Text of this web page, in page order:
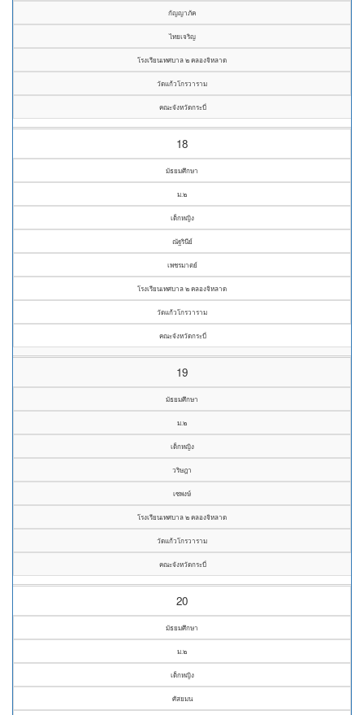
กัญญาภัค
ไทยเจริญ
โรงเรียนเทศบาล ๒ คลองจิหลาด
วัดแก้วโกรวาราม
คณะจังหวัดกระบี่
18
มัธยมศึกษา
ม.๒
เด็กหญิง
ณัฐรินีย์
เพชรมาตย์
โรงเรียนเทศบาล ๒ คลองจิหลาด
วัดแก้วโกรวาราม
คณะจังหวัดกระบี่
19
มัธยมศึกษา
ม.๒
เด็กหญิง
วริษฎา
เซพงษ์
โรงเรียนเทศบาล ๒ คลองจิหลาด
วัดแก้วโกรวาราม
คณะจังหวัดกระบี่
20
มัธยมศึกษา
ม.๒
เด็กหญิง
ศัสยมน